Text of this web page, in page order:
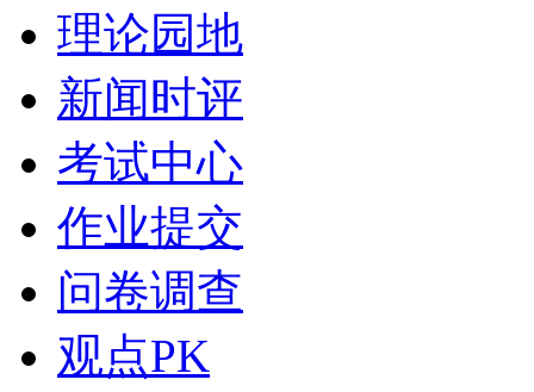
理论园地
新闻时评
考试中心
作业提交
问卷调查
观点PK